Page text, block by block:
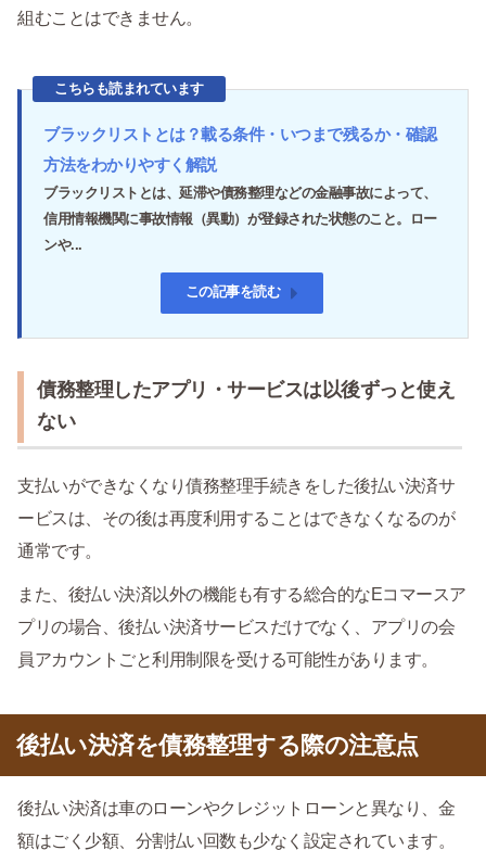
組むことはできません。
こちらも読まれています
ブラックリストとは？載る条件・いつまで残るか・確認
方法をわかりやすく解説
ブラックリストとは、延滞や債務整理などの金融事故によって、
信用情報機関に事故情報（異動）が登録された状態のこと。ロー
ンや...
この記事を読む
債務整理したアプリ・サービスは以後ずっと使え
ない
支払いができなくなり債務整理手続きをした後払い決済サ
ービスは、その後は再度利用することはできなくなるのが
通常です。
また、後払い決済以外の機能も有する総合的なEコマースア
プリの場合、後払い決済サービスだけでなく、アプリの会
員アカウントごと利用制限を受ける可能性があります。
後払い決済を債務整理する際の注意点
後払い決済は車のローンやクレジットローンと異なり、金
額はごく少額、分割払い回数も少なく設定されています。